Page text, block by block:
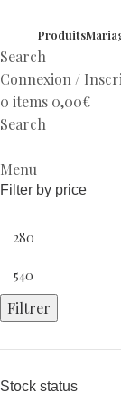
Produits
Search
Connexion /
0 items 0,00€
Search
Menu
Filter by price
Filtrer
Stock status